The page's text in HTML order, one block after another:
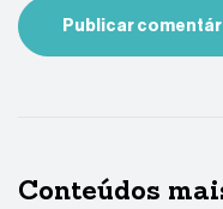
Conteúdos